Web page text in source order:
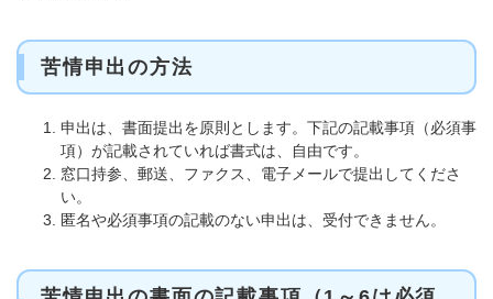
苦情申出の方法
申出は、書面提出を原則とします。下記の記載事項（必須事
項）が記載されていれば書式は、自由です。
窓口持参、郵送、ファクス、電子メールで提出してくださ
い。
匿名や必須事項の記載のない申出は、受付できません。